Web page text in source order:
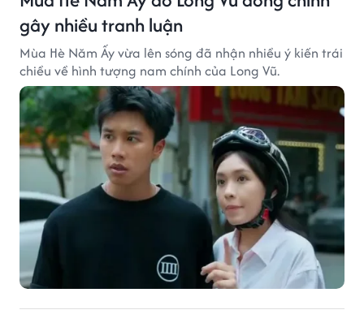
gây nhiều tranh luận
Mùa Hè Năm Ấy vừa lên sóng đã nhận nhiều ý kiến trái
chiều về hình tượng nam chính của Long Vũ.